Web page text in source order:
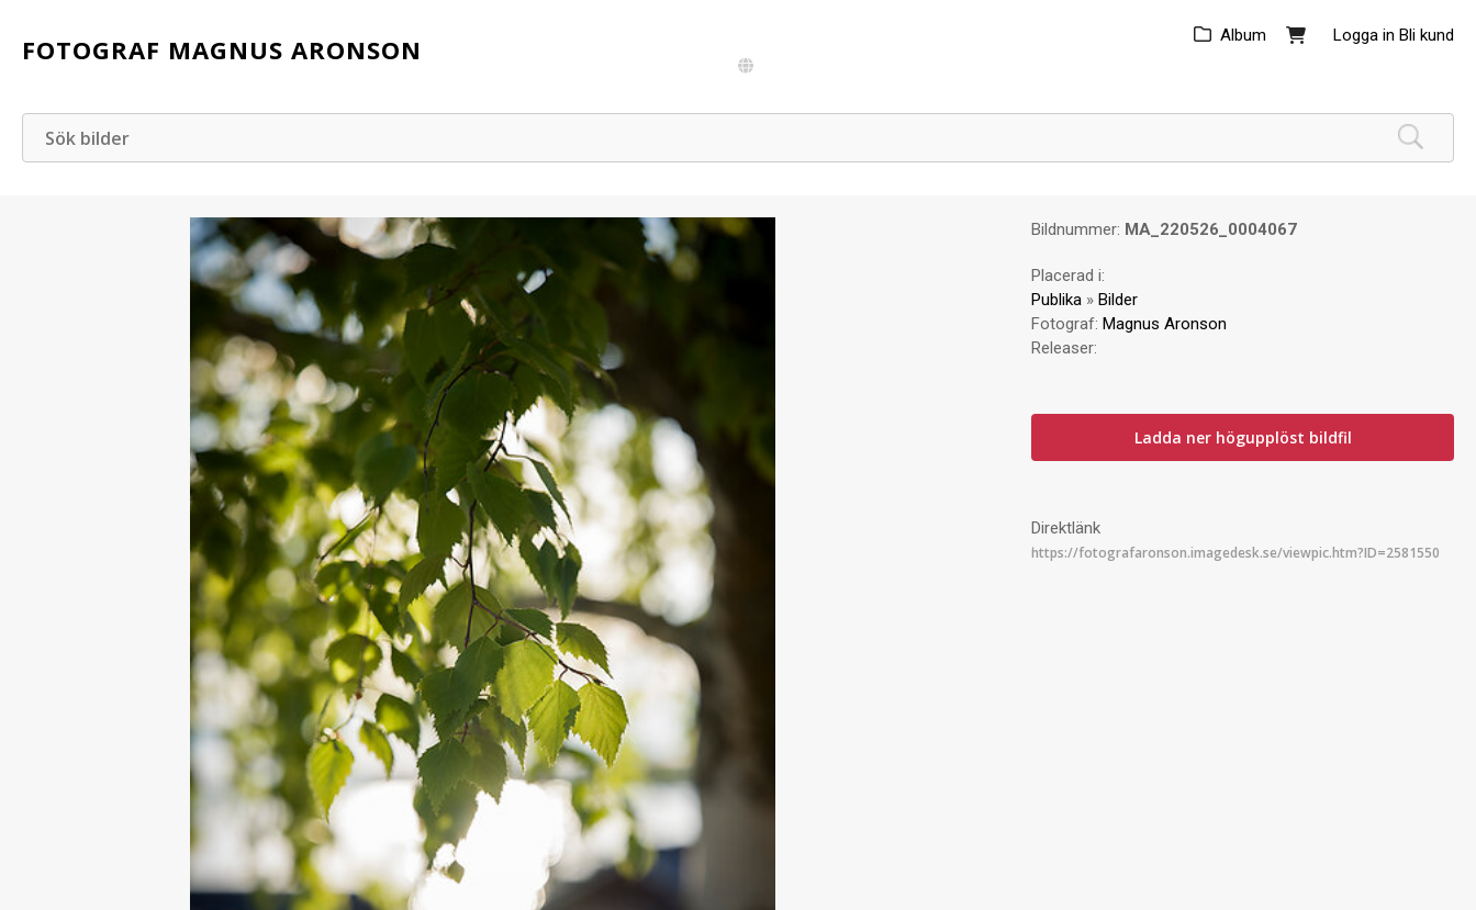
FOTOGRAF MAGNUS ARONSON Logga in Bli kund
Album
Bildnummer: MA_220526_0004067
Placerad i:
Publika »Bilder
Fotograf:Magnus Aronson
Releaser:
Ladda ner högupplöst bildfil
Direktlänk